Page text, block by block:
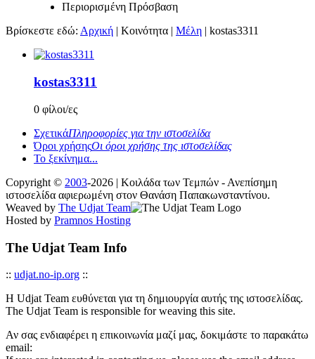
Περιορισμένη Πρόσβαση
Βρίσκεστε εδώ: Αρχική | Κοινότητα | Μέλη | kostas3311
kostas3311
0 φίλοι/ες
ΣχετικάΠληροφορίες για την ιστοσελίδα
Όροι χρήσηςΟι όροι χρήσης της ιστοσελίδας
Το ξεκίνημα...
Copyright © 2003-2026 | Κοιλάδα των Τεμπών - Ανεπίσημη
ιστοσελίδα αφιερωμένη στον Θανάση Παπακωνσταντίνου.
Weaved by The Udjat Team
Hosted by Pramnos Hosting
The Udjat Team Info
:: udjat.no-ip.org ::
Η Udjat Team ευθύνεται για τη δημιουργία αυτής της ιστοσελίδας.
The Udjat Team is responsible for weaving this site.
Αν σας ενδιαφέρει η επικοινωνία μαζί μας, δοκιμάστε το παρακάτω
email: